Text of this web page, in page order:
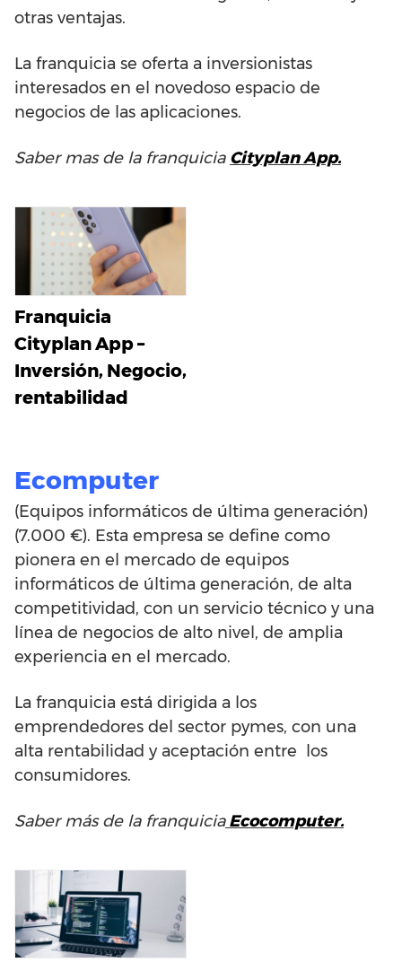
otras ventajas.
La franquicia se oferta a inversionistas
interesados en el novedoso espacio de
negocios de las aplicaciones.
Saber mas de la franquicia Cityplan App.
Franquicia
Cityplan App –
Inversión, Negocio,
rentabilidad
Ecomputer
(Equipos informáticos de última generación)
(7.000 €). Esta empresa se define como
pionera en el mercado de equipos
informáticos de última generación, de alta
competitividad, con un servicio técnico y una
línea de negocios de alto nivel, de amplia
experiencia en el mercado.
La franquicia está dirigida a los
emprendedores del sector pymes, con una
alta rentabilidad y aceptación entre los
consumidores.
Saber más de la franquiciaEcocomputer.